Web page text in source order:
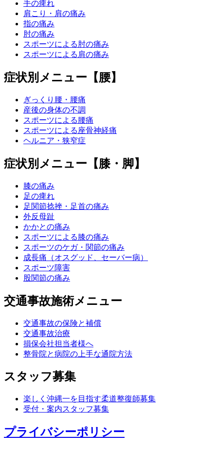
手の痺れ
肩こり・肩の痛み
指の痛み
肘の痛み
スポーツによる肘の痛み
スポーツによる肩の痛み
症状別メニュー【腰】
ぎっくり腰・腰痛
産後の身体の不調
スポーツによる腰痛
スポーツによる座骨神経痛
ヘルニア・狭窄症
症状別メニュー【膝・脚】
膝の痛み
足の痺れ
足関節捻挫・足首の痛み
外反母趾
かかとの痛み
スポーツによる膝の痛み
スポーツのケガ・関節の痛み
成長痛（オスグッド、セーバー病）
スポーツ障害
股関節の痛み
交通事故施術メニュー
交通事故の保険と補償
交通事故治療
損保会社担当者様へ
整骨院と病院の上手な通院方法
スタッフ募集
楽しく沖縄一を目指す柔道整復師募集
受付・案内スタッフ募集
プライバシーポリシー